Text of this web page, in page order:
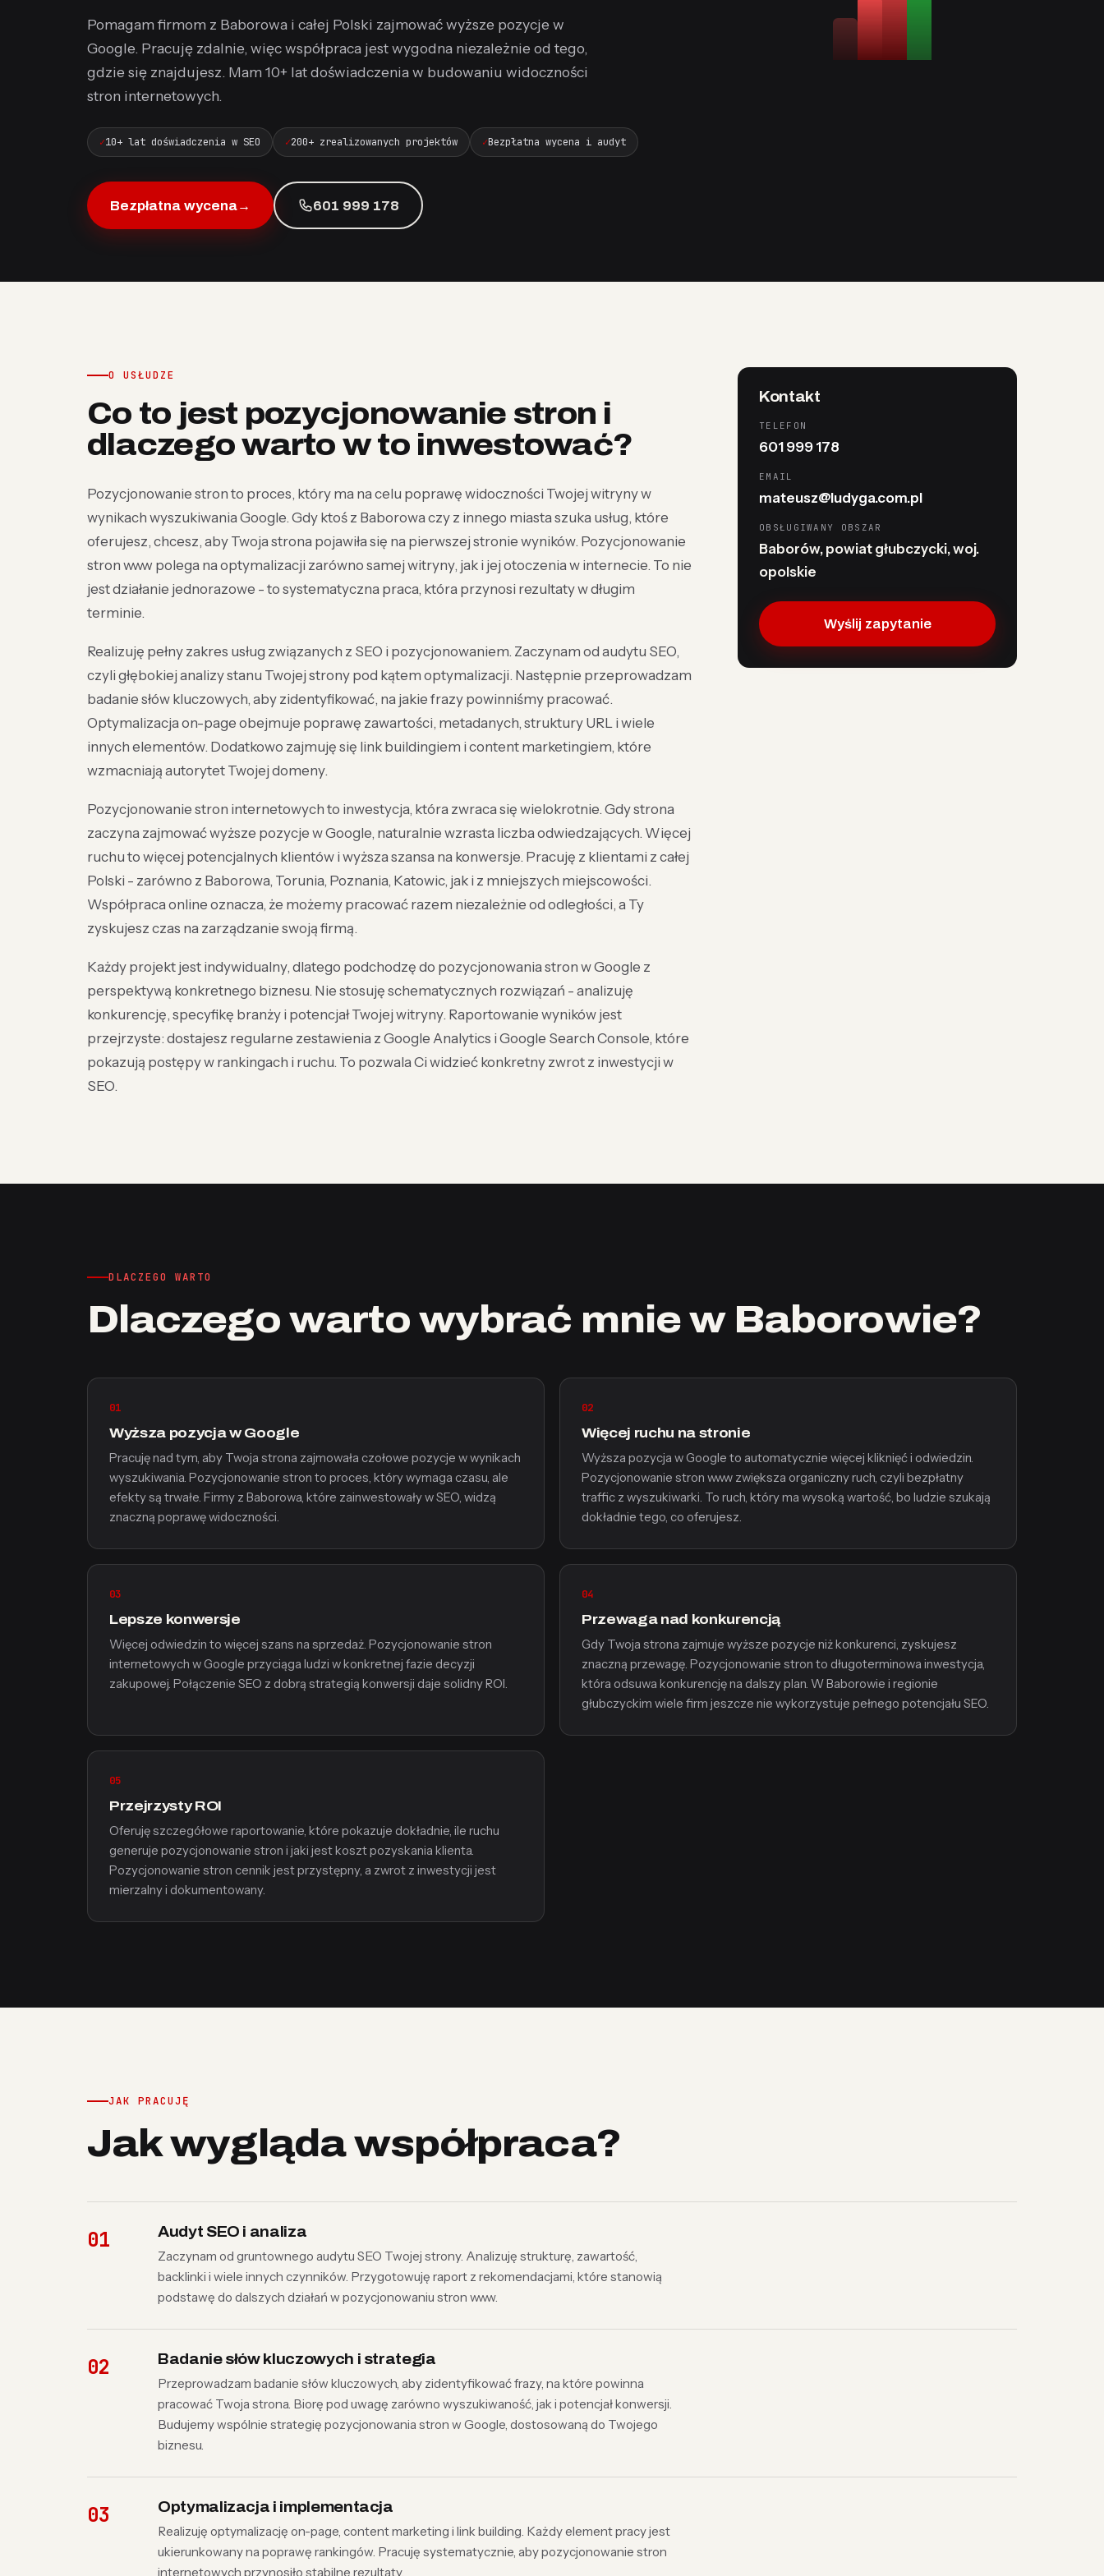
Pomagam firmom z Baborowa i całej Polski zajmować wyższe pozycje w
Google. Pracuję zdalnie, więc współpraca jest wygodna niezależnie od tego,
gdzie się znajdujesz. Mam 10+ lat doświadczenia w budowaniu widoczności
stron internetowych.
10+ lat doświadczenia w SEO 200+ zrealizowanych projektów Bezpłatna wycena i audyt
Bezpłatna wycena→ 601 999 178
O USŁUDZE
Co to jest pozycjonowanie stron i
dlaczego warto w to inwestować?
Pozycjonowanie stron to proces, który ma na celu poprawę widoczności Twojej witryny w
wynikach wyszukiwania Google. Gdy ktoś z Baborowa czy z innego miasta szuka usług, które
oferujesz, chcesz, aby Twoja strona pojawiła się na pierwszej stronie wyników. Pozycjonowanie
stron www polega na optymalizacji zarówno samej witryny, jak i jej otoczenia w internecie. To nie
jest działanie jednorazowe - to systematyczna praca, która przynosi rezultaty w długim
terminie.
Realizuję pełny zakres usług związanych z SEO i pozycjonowaniem. Zaczynam od audytu SEO,
czyli głębokiej analizy stanu Twojej strony pod kątem optymalizacji. Następnie przeprowadzam
badanie słów kluczowych, aby zidentyfikować, na jakie frazy powinniśmy pracować.
Optymalizacja on-page obejmuje poprawę zawartości, metadanych, struktury URL i wiele
innych elementów. Dodatkowo zajmuję się link buildingiem i content marketingiem, które
wzmacniają autorytet Twojej domeny.
Pozycjonowanie stron internetowych to inwestycja, która zwraca się wielokrotnie. Gdy strona
zaczyna zajmować wyższe pozycje w Google, naturalnie wzrasta liczba odwiedzających. Więcej
ruchu to więcej potencjalnych klientów i wyższa szansa na konwersje. Pracuję z klientami z całej
Polski - zarówno z Baborowa, Torunia, Poznania, Katowic, jak i z mniejszych miejscowości.
Współpraca online oznacza, że możemy pracować razem niezależnie od odległości, a Ty
zyskujesz czas na zarządzanie swoją firmą.
Każdy projekt jest indywidualny, dlatego podchodzę do pozycjonowania stron w Google z
perspektywą konkretnego biznesu. Nie stosuję schematycznych rozwiązań - analizuję
konkurencję, specyfikę branży i potencjał Twojej witryny. Raportowanie wyników jest
przejrzyste: dostajesz regularne zestawienia z Google Analytics i Google Search Console, które
pokazują postępy w rankingach i ruchu. To pozwala Ci widzieć konkretny zwrot z inwestycji w
SEO.
Kontakt
TELEFON
601 999 178
EMAIL
mateusz@ludyga.com.pl
OBSŁUGIWANY OBSZAR
Baborów, powiat głubczycki, woj.
opolskie
Wyślij zapytanie
DLACZEGO WARTO
Dlaczego warto wybrać mnie w Baborowie?
01
Wyższa pozycja w Google
Pracuję nad tym, aby Twoja strona zajmowała czołowe pozycje w wynikach
wyszukiwania. Pozycjonowanie stron to proces, który wymaga czasu, ale
efekty są trwałe. Firmy z Baborowa, które zainwestowały w SEO, widzą
znaczną poprawę widoczności.
02
Więcej ruchu na stronie
Wyższa pozycja w Google to automatycznie więcej kliknięć i odwiedzin.
Pozycjonowanie stron www zwiększa organiczny ruch, czyli bezpłatny
traffic z wyszukiwarki. To ruch, który ma wysoką wartość, bo ludzie szukają
dokładnie tego, co oferujesz.
03
Lepsze konwersje
Więcej odwiedzin to więcej szans na sprzedaż. Pozycjonowanie stron
internetowych w Google przyciąga ludzi w konkretnej fazie decyzji
zakupowej. Połączenie SEO z dobrą strategią konwersji daje solidny ROI.
04
Przewaga nad konkurencją
Gdy Twoja strona zajmuje wyższe pozycje niż konkurenci, zyskujesz
znaczną przewagę. Pozycjonowanie stron to długoterminowa inwestycja,
która odsuwa konkurencję na dalszy plan. W Baborowie i regionie
głubczyckim wiele firm jeszcze nie wykorzystuje pełnego potencjału SEO.
05
Przejrzysty ROI
Oferuję szczegółowe raportowanie, które pokazuje dokładnie, ile ruchu
generuje pozycjonowanie stron i jaki jest koszt pozyskania klienta.
Pozycjonowanie stron cennik jest przystępny, a zwrot z inwestycji jest
mierzalny i dokumentowany.
JAK PRACUJĘ
Jak wygląda współpraca?
Audyt SEO i analiza
Zaczynam od gruntownego audytu SEO Twojej strony. Analizuję strukturę, zawartość,
backlinki i wiele innych czynników. Przygotowuję raport z rekomendacjami, które stanowią
podstawę do dalszych działań w pozycjonowaniu stron www.
Badanie słów kluczowych i strategia
Przeprowadzam badanie słów kluczowych, aby zidentyfikować frazy, na które powinna
pracować Twoja strona. Biorę pod uwagę zarówno wyszukiwaność, jak i potencjał konwersji.
Budujemy wspólnie strategię pozycjonowania stron w Google, dostosowaną do Twojego
biznesu.
Optymalizacja i implementacja
Realizuję optymalizację on-page, content marketing i link building. Każdy element pracy jest
ukierunkowany na poprawę rankingów. Pracuję systematycznie, aby pozycjonowanie stron
internetowych przynosiło stabilne rezultaty.